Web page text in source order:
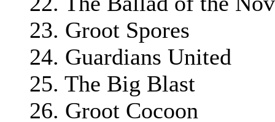
23. Groot Spores
24. Guardians United
25. The Big Blast
26. Groot Cocoon